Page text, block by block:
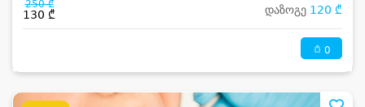
250 ₾
130 ₾ დაზოგე 120 ₾
0